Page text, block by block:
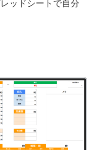
ッドシートで自分